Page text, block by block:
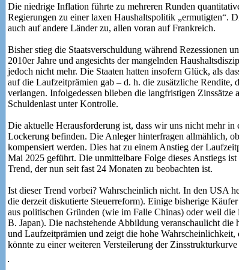
Die niedrige Inflation führte zu mehreren Runden
Regierungen zu einer laxen Haushaltspolitik „ermutigten“.
auch auf andere Länder zu, allen voran auf Frankreich.
Bisher stieg die Staatsverschuldung während Rezessionen
2010er Jahre und angesichts der mangelnden
jedoch nicht mehr. Die Staaten hatten insofern Glück, als
auf die Laufzeitprämien gab – d. h. die zusätzliche
verlangen. Infolgedessen blieben die langfristigen
Schuldenlast unter Kontrolle.
Die aktuelle Herausforderung ist, dass wir uns nicht mehr
Lockerung befinden. Die Anleger hinterfragen allmählich,
kompensiert werden. Dies hat zu einem Anstieg der
Mai 2025 geführt. Die unmittelbare Folge dieses Anstiegs
Trend, der nun seit fast 24 Monaten zu beobachten ist.
Ist dieser Trend vorbei? Wahrscheinlich nicht. In den USA
die derzeit diskutierte Steuerreform). Einige bisherige
aus politischen Gründen (wie im Falle Chinas) oder weil
B. Japan). Die nachstehende Abbildung veranschaulicht
und Laufzeitprämien und zeigt die hohe Wahrscheinlichkeit,
könnte zu einer weiteren Versteilerung der